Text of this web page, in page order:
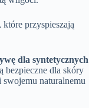
przyspieszają
dla syntetycznych
bezpieczne dla skóry
naturalnemu